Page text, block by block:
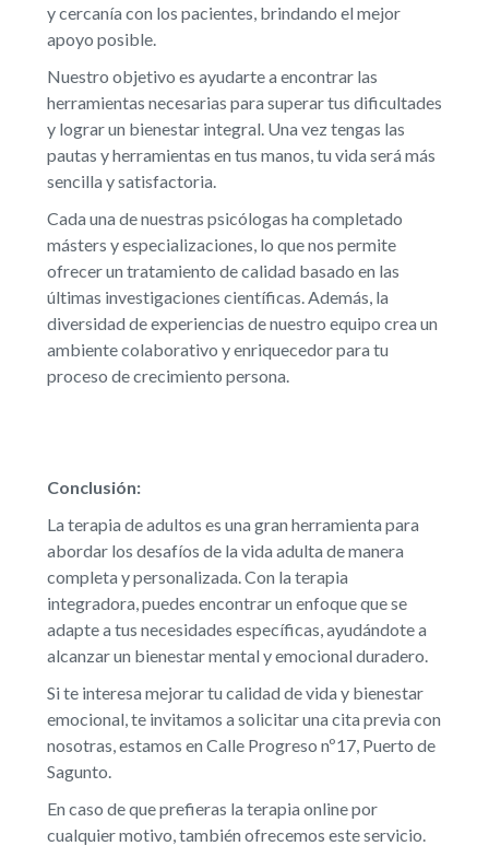
y cercanía con los pacientes, brindando el mejor
apoyo posible.
Nuestro objetivo es ayudarte a encontrar las
herramientas necesarias para superar tus dificultades
y lograr un bienestar integral. Una vez tengas las
pautas y herramientas en tus manos, tu vida será más
sencilla y satisfactoria.
Cada una de nuestras psicólogas ha completado
másters y especializaciones, lo que nos permite
ofrecer un tratamiento de calidad basado en las
últimas investigaciones científicas. Además, la
diversidad de experiencias de nuestro equipo crea un
ambiente colaborativo y enriquecedor para tu
proceso de crecimiento persona.
Conclusión:
La terapia de adultos es una gran herramienta para
abordar los desafíos de la vida adulta de manera
completa y personalizada. Con la terapia
integradora, puedes encontrar un enfoque que se
adapte a tus necesidades específicas, ayudándote a
alcanzar un bienestar mental y emocional duradero.
Si te interesa mejorar tu calidad de vida y bienestar
emocional, te invitamos a solicitar una cita previa con
nosotras, estamos en Calle Progreso nº17, Puerto de
Sagunto.
En caso de que prefieras la terapia online por
cualquier motivo, también ofrecemos este servicio.